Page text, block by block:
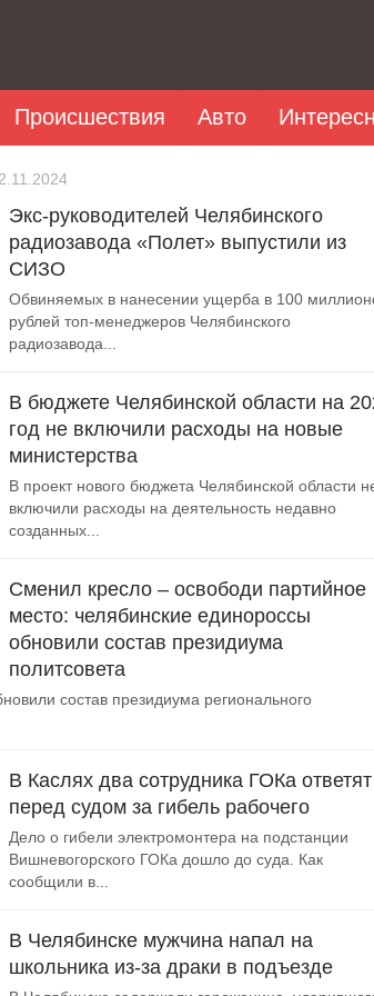
Происшествия Авто
Экс-руководителей Челябинского
радиозавода «Полет» выпустили из
СИЗО
Обвиняемых в нанесении ущерба в 100
рублей топ-менеджеров Челябинского
радиозавода...
В бюджете Челябинской области на
год не включили расходы на новые
министерства
В проект нового бюджета Челябинской области
включили расходы на деятельность недавно
созданных...
Сменил кресло – освободи партийное
место: челябинские единороссы
обновили состав президиума
политсовета
состав президиума регионального
В Каслях два сотрудника ГОКа ответят
перед судом за гибель рабочего
Дело о гибели электромонтера на подстанции
Вишневогорского ГОКа дошло до суда. Как
сообщили в...
В Челябинске мужчина напал на
школьника из-за драки в подъезде